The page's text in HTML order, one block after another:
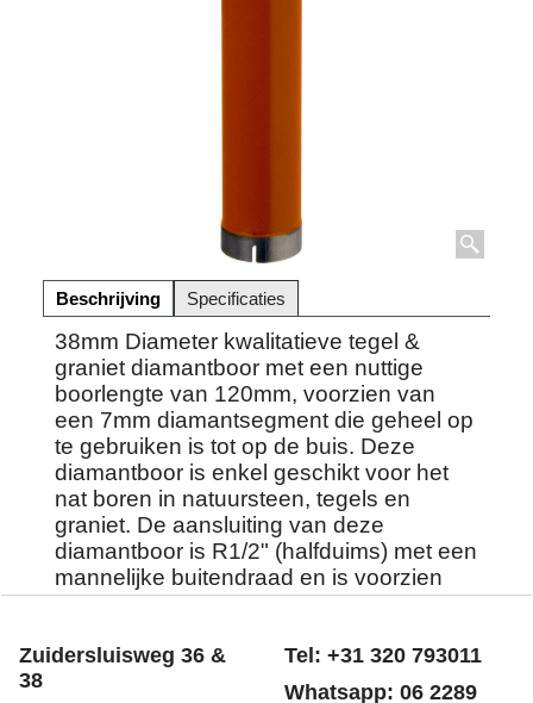
Beschrijving Specificaties
38mm Diameter kwalitatieve tegel &
graniet diamantboor met een nuttige
boorlengte van 120mm, voorzien van
een 7mm diamantsegment die geheel op
te gebruiken is tot op de buis. Deze
diamantboor is enkel geschikt voor het
nat boren in natuursteen, tegels en
graniet. De aansluiting van deze
diamantboor is R1/2" (halfduims) met een
mannelijke buitendraad en is voorzien
van een watertoevoer opening.
Zuidersluisweg 36 &
38
Tel: +31 320 793011
Whatsapp: 06 2289